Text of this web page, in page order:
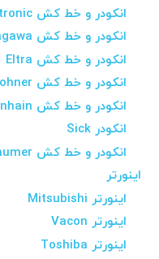
انکودر و خط کش Trelectronic
انکودر و خط کش Tamagawa
انکودر و خط کش Eltra
انکودر و خط کش Hohner
انکودر و خط کش Heidenhain
انکودر Sick
انکودر و خط کش Baumer
اینورتر
اینورتر Mitsubishi
اینورتر Vacon
اینورتر Toshiba